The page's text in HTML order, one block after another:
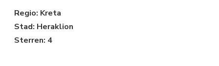
Regio: Kreta
Stad: Heraklion
Sterren: 4